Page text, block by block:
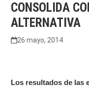
CONSOLIDA
ALTERNATIVA
26 mayo, 2014
Los resultados de las